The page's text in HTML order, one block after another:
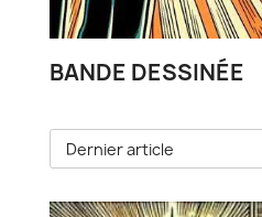
BANDE DESSINÉE